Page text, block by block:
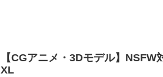
【CGアニメ・3Dモデル】
XL